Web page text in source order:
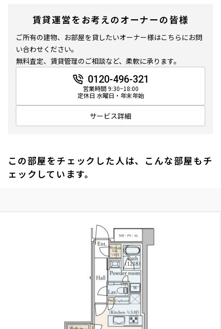
賃貸運営をお考えのオーナーの皆様
ご所有の建物、お部屋を貸したいオーナー様はこちらにお問
い合わせください。
無料査定、賃貸管理のご相談など、柔軟に承ります。
0120-496-321
営業時間 9:30~18:00
定休日 水曜日・年末年始
サービス詳細
この部屋をチェックした人は、こんな部屋もチ
ェックしています。